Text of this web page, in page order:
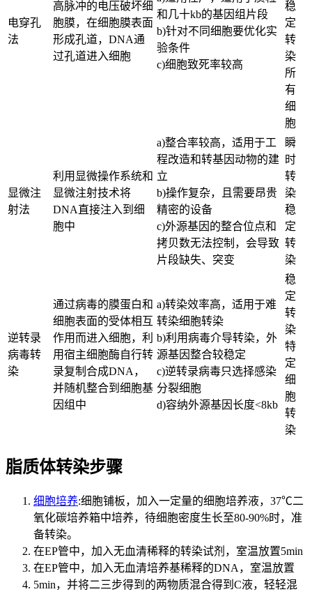
电穿孔
法
高脉冲的电压破坏细
胞膜，在细胞膜表面
形成孔道，DNA通
过孔道进入细胞
和几十kb的基因组片段
b)针对不同细胞要优化实
验条件
c)细胞致死率较高
稳
定
转
染
所
有
细
胞
显微注
射法
利用显微操作系统和
显微注射技术将
DNA直接注入到细
胞中
a)整合率较高，适用于工
程改造和转基因动物的建
立
b)操作复杂，且需要昂贵
精密的设备
c)外源基因的整合位点和
拷贝数无法控制，会导致
片段缺失、突变
瞬
时
转
染
稳
定
转
染
逆转录
病毒转
染
通过病毒的膜蛋白和
细胞表面的受体相互
作用而进入细胞，利
用宿主细胞酶自行转
录复制合成DNA，
并随机整合到细胞基
因组中
a)转染效率高，适用于难
转染细胞转染
b)利用病毒介导转染，外
源基因整合较稳定
c)逆转录病毒只选择感染
分裂细胞
d)容纳外源基因长度<8kb
稳
定
转
染
特
定
细
胞
转
染
脂质体转染步骤
细胞培养:细胞铺板，加入一定量的细胞培养液，37℃二
氧化碳培养箱中培养，待细胞密度生长至80-90%时，准
备转染。
在EP管中，加入无血清稀释的转染试剂，室温放置5min
在EP管中，加入无血清培养基稀释的DNA，室温放置
5min，并将二三步得到的两物质混合得到C液，轻轻混